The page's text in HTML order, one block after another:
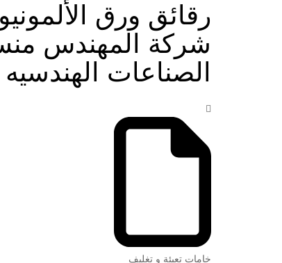
رقائق ورق
شركة المهندس
الصناعات
خامات تعبئة و تغليف